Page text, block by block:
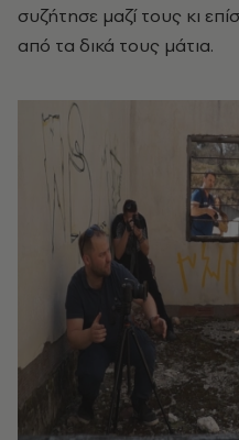
συζήτησε μαζί τους κι
από τα δικά τους μάτια.